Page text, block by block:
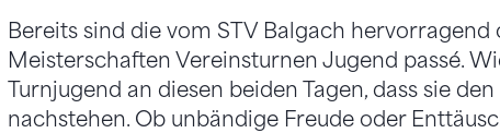
Bereits sind die vom STV Balgach
Meisterschaften Vereinsturnen Jugend passé.
Turnjugend an diesen beiden Tagen, dass sie
nachstehen. Ob unbändige Freude oder